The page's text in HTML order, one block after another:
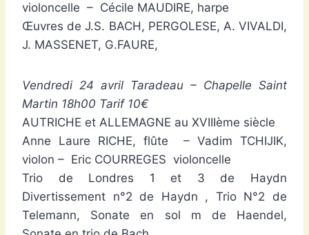
violoncelle – Cécile MAUDIRE, harpe
Œuvres de J.S. BACH, PERGOLESE, A. VIVALDI,
J. MASSENET, G.FAURE,
Vendredi 24 avril Taradeau – Chapelle Saint
Martin 18h00 Tarif 10€
AUTRICHE et ALLEMAGNE au XVIIIème siècle
Anne Laure RICHE, flûte – Vadim TCHIJIK,
violon – Eric COURREGES violoncelle
Trio de Londres 1 et 3 de Haydn
Divertissement n°2 de Haydn , Trio N°2 de
Telemann, Sonate en sol m de Haendel,